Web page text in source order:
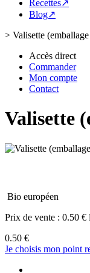
Recettes↗
Blog↗
> Valisette
Accès direct
Commander
Mon compte
Contact
Valisette
Bio européen
Prix de vente : 0.50 €
0.50 €
Je choisis mon point